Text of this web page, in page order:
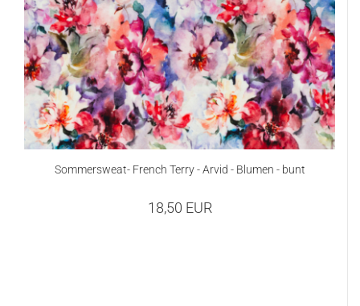
Sommersweat- French Terry - Arvid - Blumen - bunt
18,50 EUR